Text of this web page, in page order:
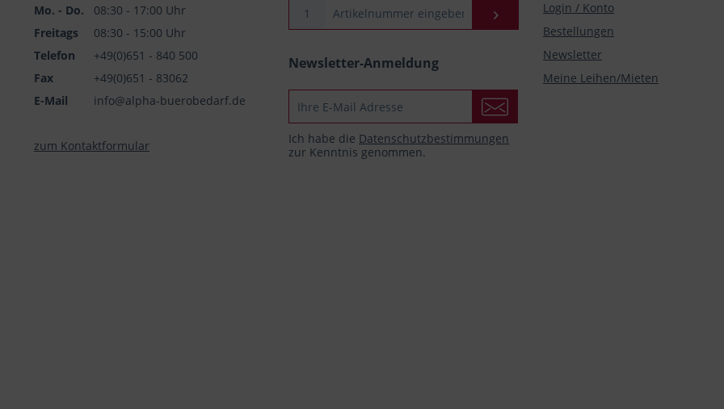
Mo. - Do.
08:30 - 17:00 Uhr
Freitags
08:30 - 15:00 Uhr
Telefon
+49(0)651 - 840 500
Fax
+49(0)651 - 83062
E-Mail
info@alpha-buerobedarf.de
zum Kontaktformular
Newsletter-Anmeldung
Ich habe die Datenschutzbestimmungen
zur Kenntnis genommen.
Login / Konto
Bestellungen
Newsletter
Meine Leihen/Mieten